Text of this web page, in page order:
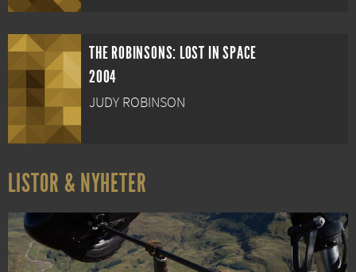
THE ROBINSONS: LOST IN SPACE
2004
JUDY ROBINSON
LISTOR & NYHETER